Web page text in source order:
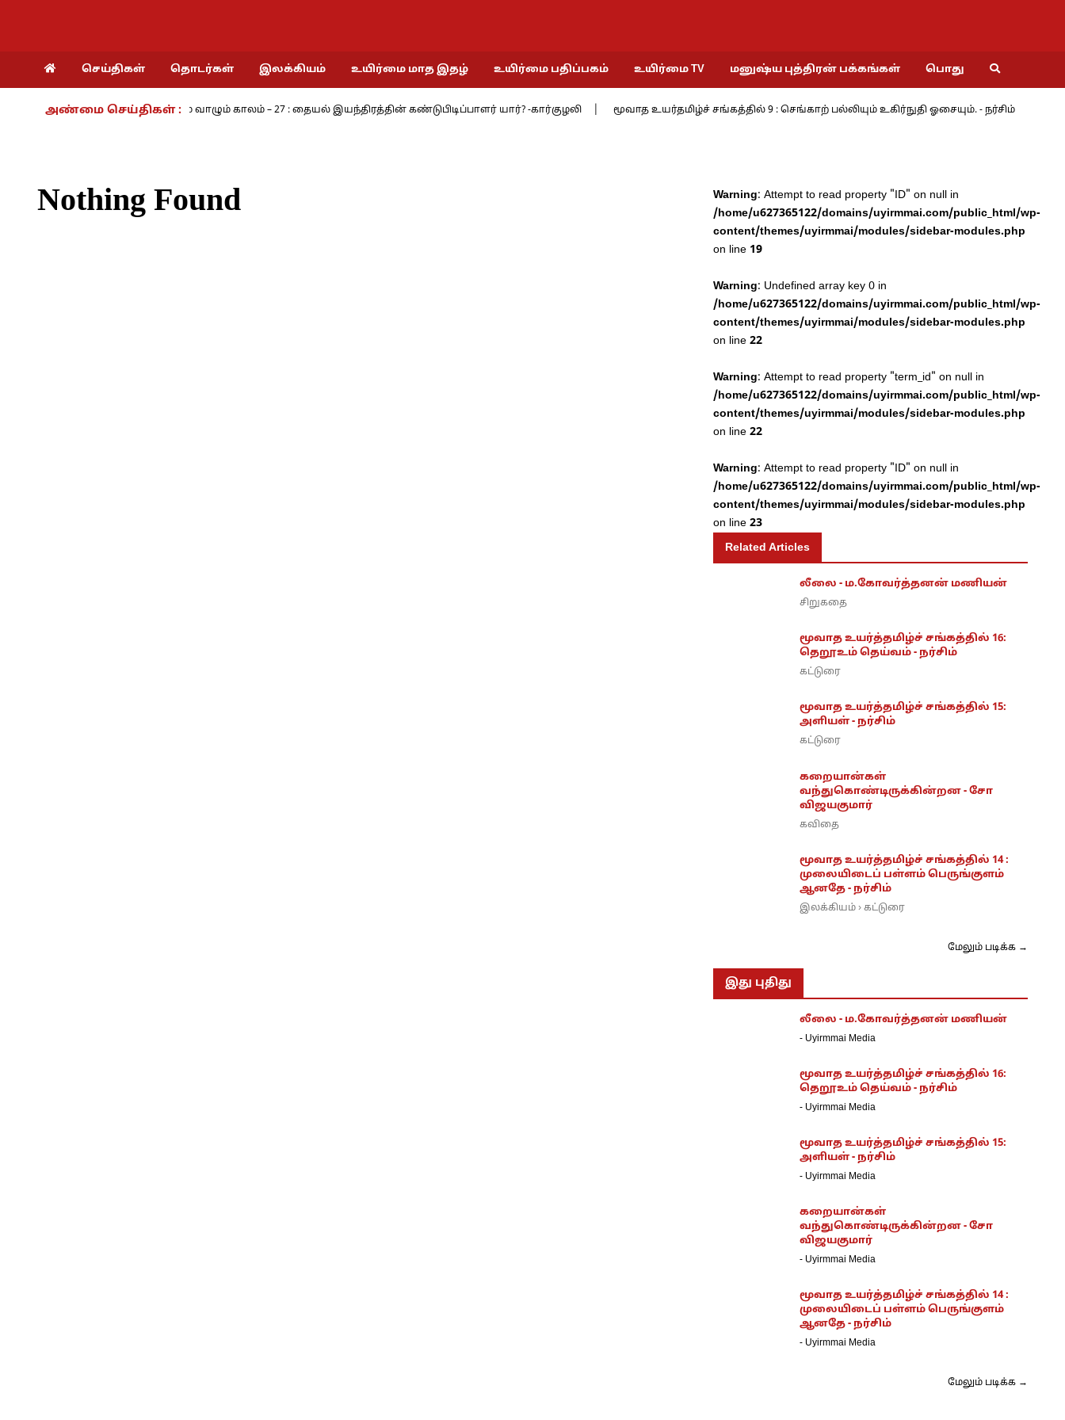
செய்திகள் தொடர்கள் இலக்கியம் உயிர்மை மாத இதழ் உயிர்மை பதிப்பகம் உயிர்மை TV மனுஷ்ய புத்திரன் பக்கங்கள் பொது
அண்மை செய்திகள் :
- அ.ராமசாமி நாம் வாழும் காலம் – 27 : தையல் இயந்திரத்தின் கண்டுபிடிப்பாளர் யார்? -கார்குழலி மூவாத உயர்தமிழ்ச் சங்கத்தில் 9 : செங்காற் பல்லியும் உகிர்நுதி ஓசையும். - நர்சிம்
Nothing Found Warning: Attempt to read property "ID" on null in
/home/u627365122/domains/uyirmmai.com/public_html/wp-
content/themes/uyirmmai/modules/sidebar-modules.php
on line 19
Warning: Undefined array key 0 in
/home/u627365122/domains/uyirmmai.com/public_html/wp-
content/themes/uyirmmai/modules/sidebar-modules.php
on line22
Warning: Attempt to read property "term_id" on null in
/home/u627365122/domains/uyirmmai.com/public_html/wp-
content/themes/uyirmmai/modules/sidebar-modules.php
on line22
Warning: Attempt to read property "ID" on null in
/home/u627365122/domains/uyirmmai.com/public_html/wp-
content/themes/uyirmmai/modules/sidebar-modules.php
on line23
Related Articles
லீலை - ம.கோவர்த்தனன் மணியன்
சிறுகதை
மூவாத உயர்த்தமிழ்ச் சங்கத்தில் 16:
தெறூஉம் தெய்வம் - நர்சிம்
கட்டுரை
மூவாத உயர்த்தமிழ்ச் சங்கத்தில் 15:
அளியள் - நர்சிம்
கட்டுரை
கறையான்கள்
வந்துகொண்டிருக்கின்றன - சோ
விஜயகுமார்
கவிதை
மூவாத உயர்த்தமிழ்ச் சங்கத்தில் 14 :
முலையிடைப் பள்ளம் பெருங்குளம்
ஆனதே - நர்சிம்
இலக்கியம் › கட்டுரை
மேலும் படிக்க →
இது புதிது
லீலை - ம.கோவர்த்தனன் மணியன்
- Uyirmmai Media
மூவாத உயர்த்தமிழ்ச் சங்கத்தில் 16:
தெறூஉம் தெய்வம் - நர்சிம்
- Uyirmmai Media
மூவாத உயர்த்தமிழ்ச் சங்கத்தில் 15:
அளியள் - நர்சிம்
- Uyirmmai Media
கறையான்கள்
வந்துகொண்டிருக்கின்றன - சோ
விஜயகுமார்
- Uyirmmai Media
மூவாத உயர்த்தமிழ்ச் சங்கத்தில் 14 :
முலையிடைப் பள்ளம் பெருங்குளம்
ஆனதே - நர்சிம்
- Uyirmmai Media
மேலும் படிக்க →